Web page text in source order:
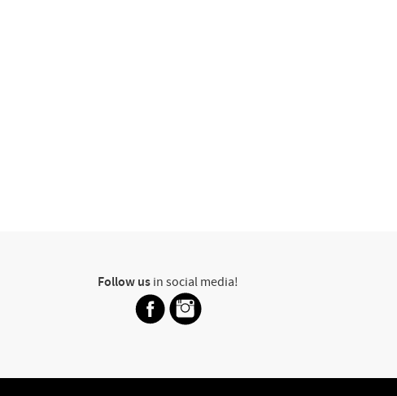
Follow usin social media!